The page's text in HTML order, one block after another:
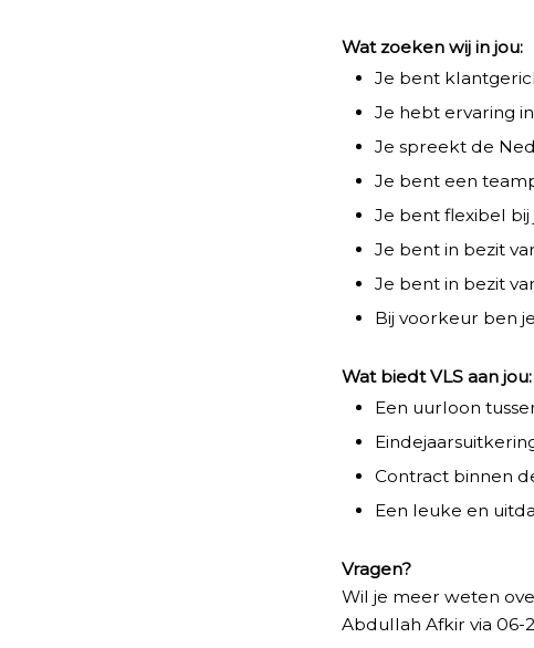
Wat zoeken wij in jou:
Je bent
Je hebt ervaring
Je spreekt de
Je bent een
Je bent flexibel
Je bent in bezit
Je bent in bezit
Bij voorkeur ben
Wat biedt VLS aan jou:
Een uurloon
Contract binnen
Een leuke en
Vragen?
Wil je meer weten
Abdullah Afkir via 06-